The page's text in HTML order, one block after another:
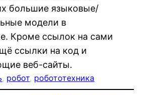
большие языковые/
модели в
Кроме ссылок на сами
ссылки на код и
веб-сайты.
, робот, робототехника